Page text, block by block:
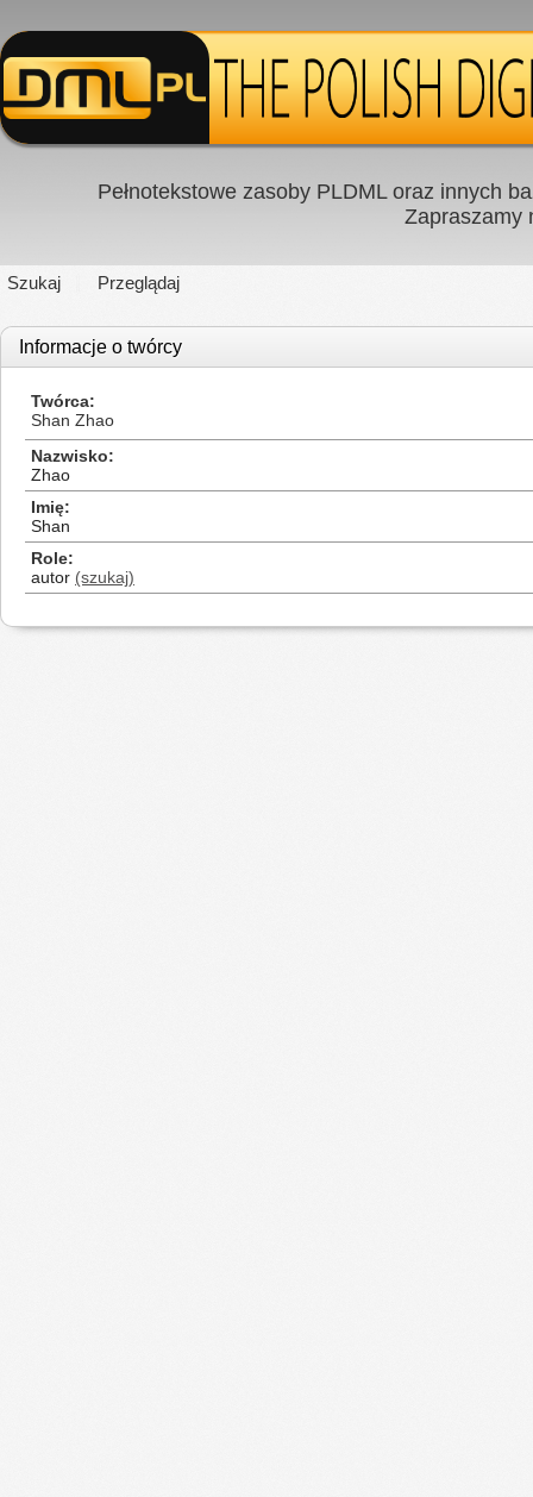
Pełnotekstowe zasoby PLDML oraz innych
Zapraszamy
Szukaj Przeglądaj
Informacje o twórcy
Twórca
Shan Zhao
Nazwisko
Zhao
Imię
Shan
Role
autor (szukaj)